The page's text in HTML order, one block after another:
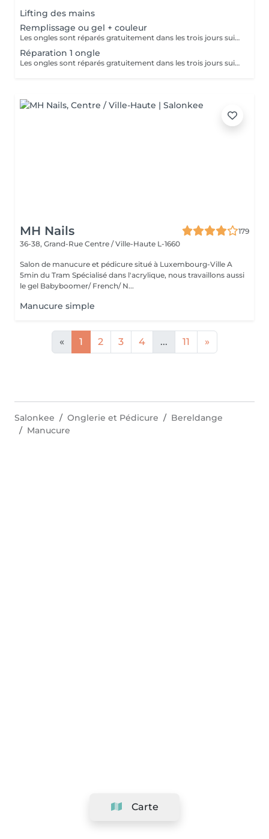
Lifting des mains
Remplissage ou gel + couleur
Les ongles sont réparés gratuitement dans les trois jours suivant le service ! A partir du quatrième jour la prestation est payante.
Réparation 1 ongle
Les ongles sont réparés gratuitement dans les trois jours suivant le service ! A partir du quatrième jour la prestation est payante.
MH Nails
179
36-38, Grand-Rue Centre / Ville-Haute L-1660
Salon de manucure et pédicure situé à Luxembourg-Ville A
5min du Tram Spécialisé dans l'acrylique, nous travaillons aussi
le gel Babyboomer/ French/ N...
Manucure simple
« 1 2 3 4 ... 11 »
Carte
Salonkee Onglerie et Pédicure
Bereldange
Manucure